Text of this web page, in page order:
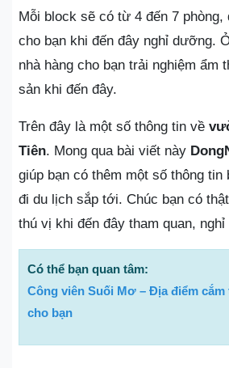
Mỗi block sẽ có từ 4 đến 7 phòng,
cho bạn khi đến đây nghỉ dưỡng.
nhà hàng cho bạn trải nghiệm ẩm
sản khi đến đây.
Trên đây là một số thông tin về
Tiên. Mong qua bài viết này
giúp bạn có thêm một số thông tin
đi du lịch sắp tới. Chúc bạn có
thú vị khi đến đây tham quan,
Có thể bạn quan tâm:
Công viên Suối Mơ – Địa điểm
cho bạn